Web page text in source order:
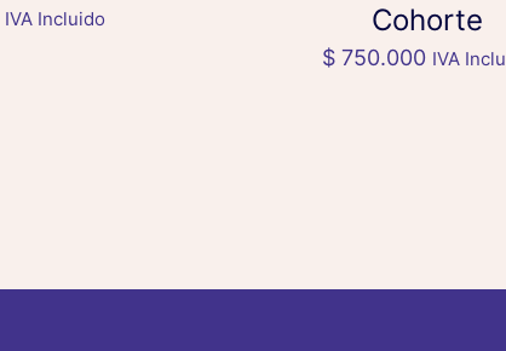
IVA Incluido
Cohorte
$ 750.000 IVA